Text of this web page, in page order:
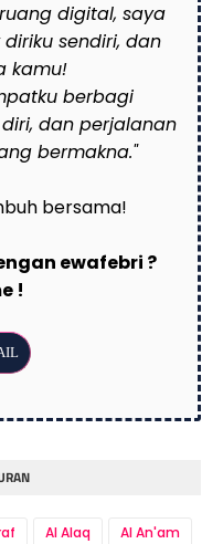
digital, saya
sendiri, dan
kamu!
berbagi
dan perjalanan
bermakna."
bersama!
ewafebri ?
!
Al Alaq
Al An'am